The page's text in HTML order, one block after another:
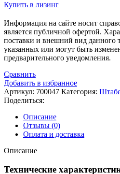
Купить в лизинг
Информация на сайте носит
является публичной офертой.
поставки и внешний вид данного
указанных или могут быть
предварительного уведомления.
Сравнить
Добавить в избранное
Артикул: 700047 Категория:
Поделиться:
Описание
Отзывы (0)
Оплата и доставка
Описание
Технические